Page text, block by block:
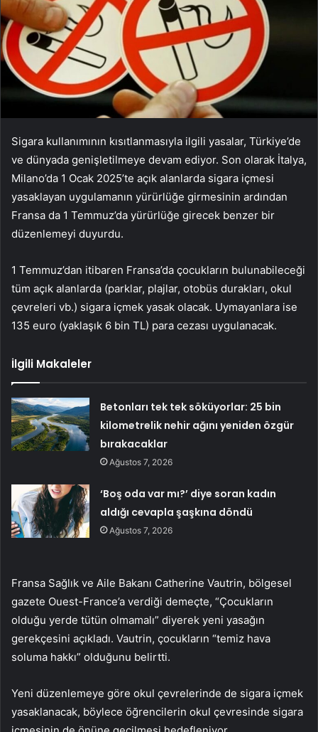
Sigara kullanımının kısıtlanmasıyla ilgili yasalar, Türkiye’de
ve dünyada genişletilmeye devam ediyor. Son olarak İtalya,
Milano’da 1 Ocak 2025’te açık alanlarda sigara içmesi
yasaklayan uygulamanın yürürlüğe girmesinin ardından
Fransa da 1 Temmuz’da yürürlüğe girecek benzer bir
düzenlemeyi duyurdu.
1 Temmuz’dan itibaren Fransa’da çocukların bulunabileceği
tüm açık alanlarda (parklar, plajlar, otobüs durakları, okul
çevreleri vb.) sigara içmek yasak olacak. Uymayanlara ise
135 euro (yaklaşık 6 bin TL) para cezası uygulanacak.
İlgili Makaleler
Betonları tek tek söküyorlar: 25 bin
kilometrelik nehir ağını yeniden özgür
bırakacaklar
Ağustos 7, 2026
‘Boş oda var mı?’ diye soran kadın
aldığı cevapla şaşkına döndü
Ağustos 7, 2026
Fransa Sağlık ve Aile Bakanı Catherine Vautrin, bölgesel
gazete Ouest-France’a verdiği demeçte, “Çocukların
olduğu yerde tütün olmamalı” diyerek yeni yasağın
gerekçesini açıkladı. Vautrin, çocukların “temiz hava
soluma hakkı” olduğunu belirtti.
Yeni düzenlemeye göre okul çevrelerinde de sigara içmek
yasaklanacak, böylece öğrencilerin okul çevresinde sigara